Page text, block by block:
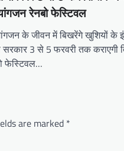
रेनबो फेस्टिवल
के जीवन में बिखरेंगे खुशियों के
सरकार 3 से 5 फरवरी तक कराएगी
फेस्टिवल…
are marked *